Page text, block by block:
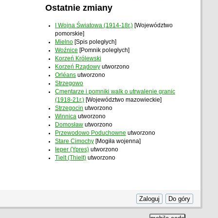
Ostatnie zmiany
I Wojna Światowa (1914-18r.) [Województwo
pomorskie]
Mielno [Spis poległych]
Woźnice [Pomnik poległych]
Korzeń Królewski
Korzeń Rządowy utworzono
Orléans utworzono
Strzegowo
Cmentarze i pomniki walk o utrwalenie granic
(1918-21r.) [Województwo mazowieckie]
Strzegocin utworzono
Winnica utworzono
Domosław utworzono
Przewodowo Poduchowne utworzono
Stare Cimochy [Mogiła wojenna]
Ieper (Ypres) utworzono
Tielt (Thielt) utworzono